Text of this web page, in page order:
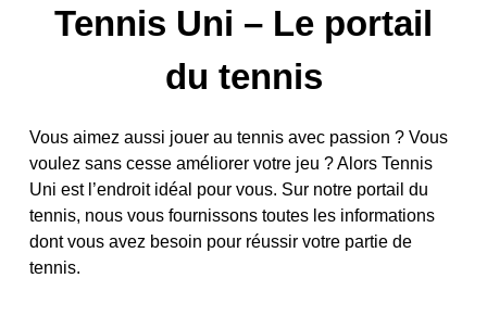
Tennis Uni – Le portail
du tennis
Vous aimez aussi jouer au tennis avec passion ? Vous
voulez sans cesse améliorer votre jeu ? Alors Tennis
Uni est l’endroit idéal pour vous. Sur notre portail du
tennis, nous vous fournissons toutes les informations
dont vous avez besoin pour réussir votre partie de
tennis.